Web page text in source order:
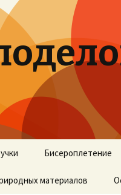
Бисероплетение
материалов